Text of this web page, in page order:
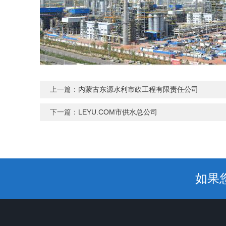
上一篇： 内蒙古东源水利市政工程有限责任公司
下一篇： LEYU.COM市供水总公司
如果